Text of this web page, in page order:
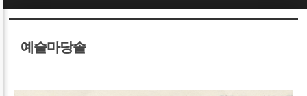
예술마당솔
Sketchbook5, 스케치북5
Sketchbook5, 스케치북5